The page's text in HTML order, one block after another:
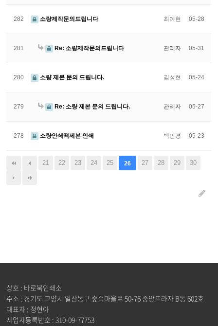
282 소량제작문의드립니다 최아현 05-28
281 Re: 소량제작문의드립니다 관리자 05-31
280 소량 제본 문의 드립니다. 김성현 05-24
279 Re: 소량 제본 문의 드립니다. 관리자 05-27
278 소량인쇄떡제본 인쇄 백민경 05-23
21 22 23 24 25 26 27 28 29 30
상호 : 바로북인쇄소
주소 : 경기도 고양시 일산동구 숲속마을로 50-76 중앙프라자 B동 602호
대표자 : 정현아
사업자등록번호 : 310-09-77753